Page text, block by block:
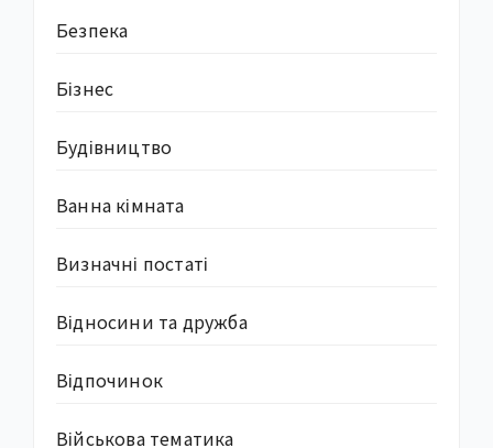
Безпека
Бізнес
Будівництво
Ванна кімната
Визначні постаті
Відносини та дружба
Відпочинок
Військова тематика